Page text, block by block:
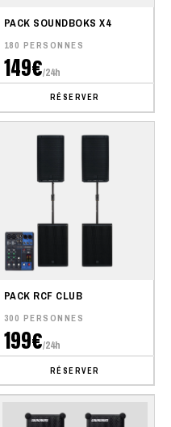
PACK SOUNDBOKS X4
180 PERSONNES
149€/24h
RÉSERVER
PACK RCF CLUB
300 PERSONNES
199€/24h
RÉSERVER